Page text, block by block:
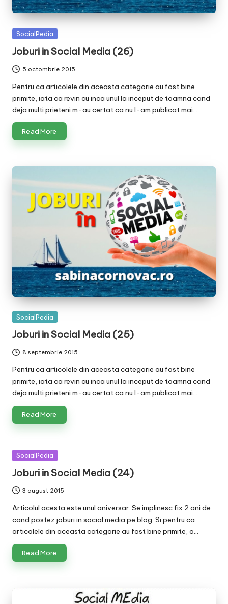
v
a
c
O
nl
in
e
Posted
SocialPedia
Joburi in Social Media (26)
5 octombrie 2015
Pentru ca articolele din aceasta categorie au fost bine
primite, iata ca revin cu inca unul la inceput de toamna cand
deja multi prieteni m-au certat ca nu l-am publicat mai…
Read More
Posted
SocialPedia
Joburi in Social Media (25)
8 septembrie 2015
Pentru ca articolele din aceasta categorie au fost bine
primite, iata ca revin cu inca unul la inceput de toamna cand
deja multi prieteni m-au certat ca nu l-am publicat mai…
Read More
Posted
SocialPedia
Joburi in Social Media (24)
3 august 2015
Articolul acesta este unul aniversar. Se implinesc fix 2 ani de
cand postez joburi in social media pe blog. Si pentru ca
articolele din aceasta categorie au fost bine primite, o…
Read More